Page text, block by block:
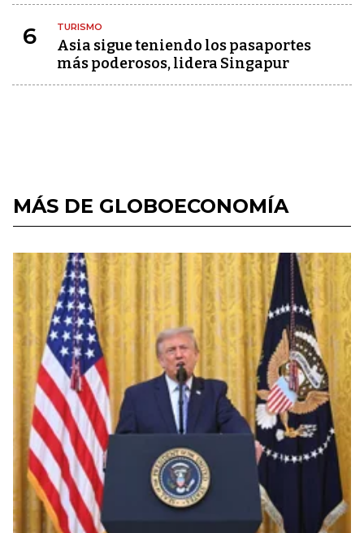
6 TURISMO
Asia sigue teniendo los pasaportes
más poderosos, lidera Singapur
MÁS DE GLOBOECONOMÍA